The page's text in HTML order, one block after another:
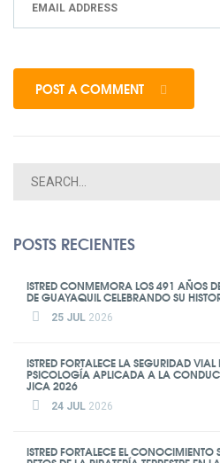
POST A COMMENT
POSTS RECIENTES
ISTRED CONMEMORA LOS 491 AÑOS
DE GUAYAQUIL CELEBRANDO SU
25 JUL 2026
ISTRED FORTALECE LA SEGURIDAD VIAL
PSICOLOGÍA APLICADA A LA
JICA 2026
24 JUL 2026
ISTRED FORTALECE EL CONOCIMIENTO